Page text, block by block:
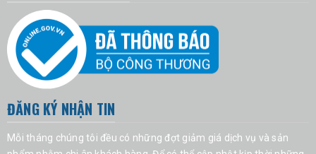
ĐĂNG KÝ NHẬN TIN
Mỗi tháng chúng tôi đều có những đợt giảm giá dịch vụ và sản